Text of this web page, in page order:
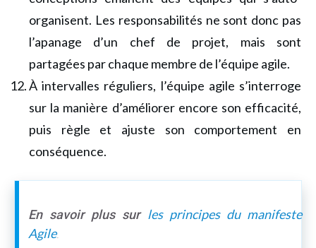
organisent. Les responsabilités ne sont donc pas
l’apanage d’un chef de projet, mais sont
partagées par chaque membre de l’équipe agile.
À intervalles réguliers, l’équipe agile s’interroge
sur la manière d’améliorer encore son efficacité,
puis règle et ajuste son comportement en
conséquence.
En savoir plus sur les principes du manifeste
Agile.